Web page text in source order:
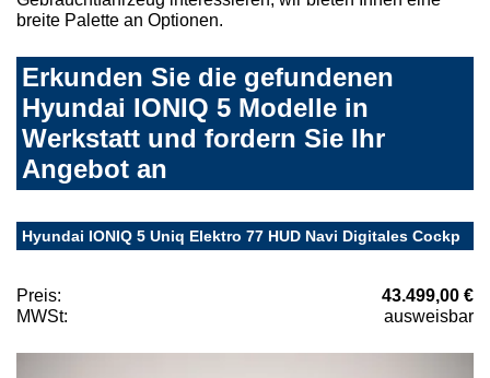
breite Palette an Optionen.
Erkunden Sie die gefundenen
Hyundai IONIQ 5 Modelle in
Werkstatt und fordern Sie Ihr
Angebot an
Hyundai IONIQ 5 Uniq Elektro 77 HUD Navi Digitales Cockp
Preis:
43.499,00 €
MWSt:
ausweisbar